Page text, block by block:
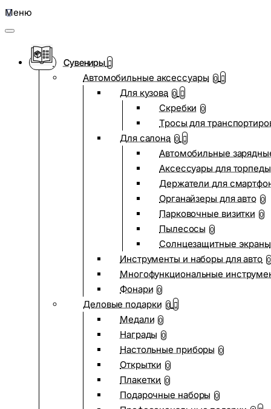
Меню
Сувениры
Автомобильные аксессуары 0
Для кузова 0
Скребки 0
Тросы для
Для салона 0
Автомобильные
Аксессуары для
Держатели для
Органайзеры для авто 0
Парковочные визитки 0
Пылесосы 0
Солнцезащитные экраны
Инструменты и наборы для авто 0
Многофункциональные
Фонари 0
Деловые подарки 0
Медали 0
Награды 0
Настольные приборы 0
Открытки 0
Плакетки 0
Подарочные наборы 0